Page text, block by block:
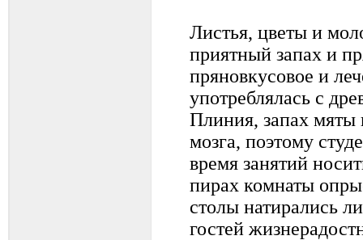
Листья, цветы и
приятный запах и
пряновкусовое и
употреблялась с
Плиния, запах мяты
мозга, поэтому
время занятий
пирах комнаты
столы натирались
гостей